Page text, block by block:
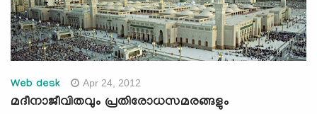
Web desk Apr 24, 2012
മദീനാജീവിതവും പ്രതിരോധസമരങ്ങളും